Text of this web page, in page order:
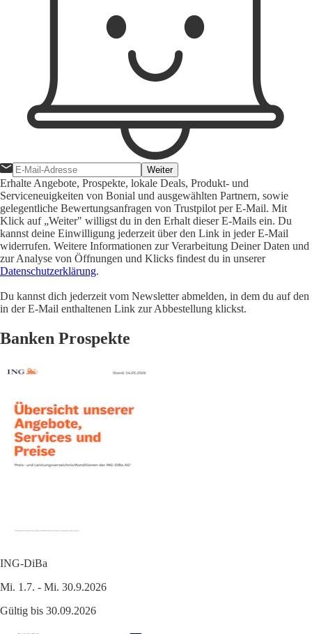
Weiter
Erhalte Angebote, Prospekte, lokale Deals, Produkt- und
Serviceneuigkeiten von Bonial und ausgewählten Partnern, sowie
gelegentliche Bewertungsanfragen von Trustpilot per E-Mail. Mit
Klick auf „Weiter" willigst du in den Erhalt dieser E-Mails ein. Du
kannst deine Einwilligung jederzeit über den Link in jeder E-Mail
widerrufen. Weitere Informationen zur Verarbeitung Deiner Daten und
zur Analyse von Öffnungen und Klicks findest du in unserer
Datenschutzerklärung.
Du kannst dich jederzeit vom Newsletter abmelden, in dem du auf den
in der E-Mail enthaltenen Link zur Abbestellung klickst.
Banken Prospekte
ING-DiBa
Mi. 1.7. - Mi. 30.9.2026
Gültig bis 30.09.2026